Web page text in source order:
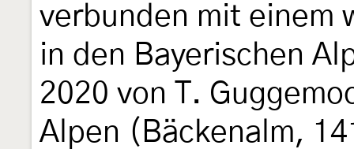
verbunden mit einem
in den Bayerischen
2020 von T.
Alpen (Bäckenalm,